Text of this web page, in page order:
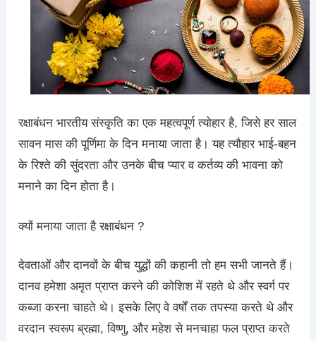
रक्षाबंधन भारतीय संस्कृति का एक महत्वपूर्ण त्योहार है, जिसे हर साल
सावन मास की पूर्णिमा के दिन मनाया जाता है। यह त्यौहार भाई-बहन
के रिश्ते की सुंदरता और उनके बीच प्यार व कर्तव्य की भावना को
मनाने का दिन होता है।
क्यों मनाया जाता है रक्षाबंधन ?
देवताओं और दानवों के बीच युद्धों की कहानी तो हम सभी जानते हैं।
दानव हमेशा अमृत प्राप्त करने की कोशिश में रहते थे और स्वर्ग पर
कब्जा करना चाहते थे। इसके लिए वे वर्षों तक तपस्या करते थे और
वरदान स्वरूप ब्रह्मा, विष्णु, और महेश से मनचाहा फल प्राप्त करते